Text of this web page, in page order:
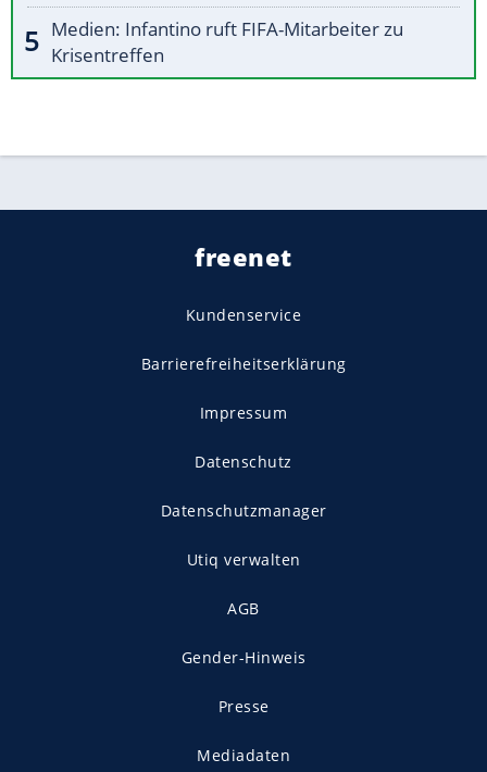
Medien: Infantino ruft FIFA-Mitarbeiter zu
Krisentreffen
freenet
Kundenservice
Barrierefreiheitserklärung
Impressum
Datenschutz
Datenschutzmanager
Utiq verwalten
AGB
Gender-Hinweis
Presse
Mediadaten